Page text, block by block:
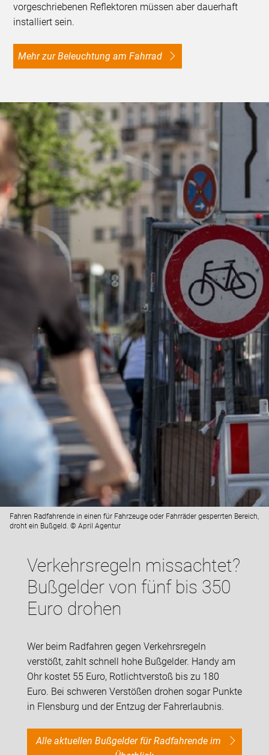
vorgeschriebenen Reflektoren müssen aber dauerhaft
installiert sein.
Mehr zur Beleuchtung am Fahrrad
Fahren Radfahrende in einen für Fahrzeuge oder Fahrräder gesperrten Bereich,
droht ein Bußgeld. © April Agentur
Verkehrsregeln missachtet?
Bußgelder von fünf bis 350
Euro drohen
Wer beim Radfahren gegen Verkehrsregeln
verstößt, zahlt schnell hohe Bußgelder. Handy am
Ohr kostet 55 Euro, Rotlichtverstoß bis zu 180
Euro. Bei schweren Verstößen drohen sogar Punkte
in Flensburg und der Entzug der Fahrerlaubnis.
Alle aktuellen Bußgelder für Radfahrende im